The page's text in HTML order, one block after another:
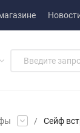
/ Сейф